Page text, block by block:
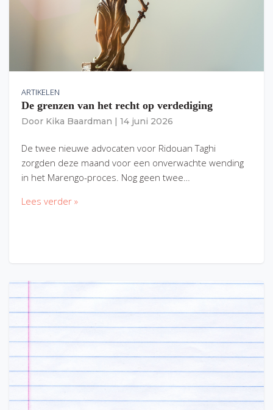
ARTIKELEN
De grenzen van het recht op verdediging
Door Kika Baardman 14 juni 2026
De twee nieuwe advocaten voor Ridouan Taghi
zorgden deze maand voor een onverwachte wending
in het Marengo-proces. Nog geen twee…
Lees verder »